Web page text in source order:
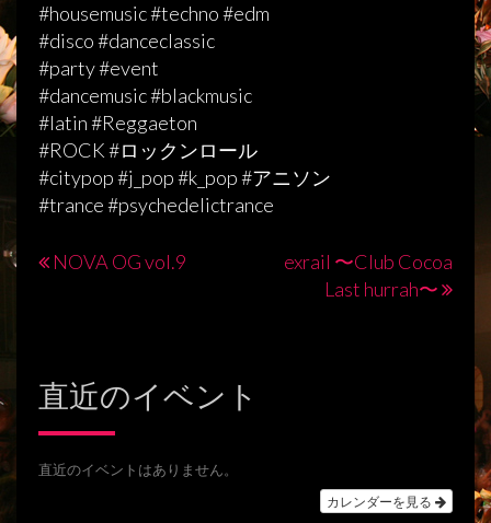
#housemusic #techno #edm
#disco #danceclassic
#party #event
#dancemusic #blackmusic
#latin #Reggaeton
#ROCK #ロックンロール
#citypop #j_pop #k_pop #アニソン
#trance #psychedelictrance
ビ
ゲ
ー
NOVA OG vol.9
exrail 〜Club Cocoa
Last hurrah〜
直近のイベント
直近のイベントはありません。
カレンダーを見る